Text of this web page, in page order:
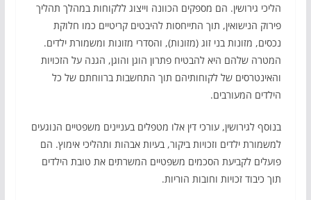
הליכי גירושין. הם מספקים הכוונה וייצוג ללקוחות במהלך תהליך
פירוק הנישואין, תוך התייחסות להיבטים קריטיים כמו חלוקת
נכסים, מזונות בני זוג (מזונות), והסדרי מזונות ומשמורת ילדים.
המטרה שלהם היא להבטיח פתרון הוגן והוגן, הגנה על הזכויות
והאינטרסים של לקוחותיהם תוך התחשבות ברווחתם של כל
הילדים המעורבים.
בנוסף לגירושין, עורכי דין אלו מטפלים בעניינים משפטיים הנוגעים
למשמורת ילדים וזכויות ביקור, בעיות אבהות ותהליכי אימוץ. הם
פועלים לקביעת הסכמים משפטיים המשרתים את טובת הילדים
תוך כיבוד זכויות וחובות הוריות.